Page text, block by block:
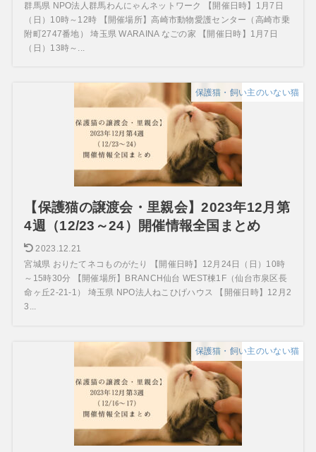
群馬県 NPO法人群馬わんにゃんネットワーク 【開催日時】1月7日
（日）10時～12時 【開催場所】高崎市動物愛護センター（高崎市乗
附町2747番地） 埼玉県 WARAINA なごの家 【開催日時】1月7日
（日）13時～...
保護猫・飼い主のいない猫
【保護猫の譲渡会・里親会】2023年12月第
4週（12/23～24）開催情報全国まとめ
2023.12.21
宮城県 おりたてネコものがたり 【開催日時】12月24日（日）10時
～15時30分 【開催場所】BRANCH仙台 WEST棟1F（仙台市泉区長
命ヶ丘2-21-1） 埼玉県 NPO法人ねこひげハウス 【開催日時】12月2
3...
保護猫・飼い主のいない猫